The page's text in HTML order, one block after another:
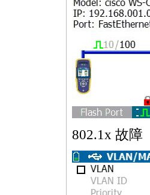
802.1x 故障